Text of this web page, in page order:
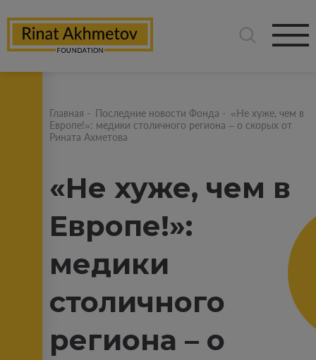
Главная - Последние новости Фонда - «Не хуже, чем в
Европе!»: медики столичного региона – о скорых от
Рината Ахметова
«Не хуже, чем в
Европе!»:
медики
столичного
региона – о